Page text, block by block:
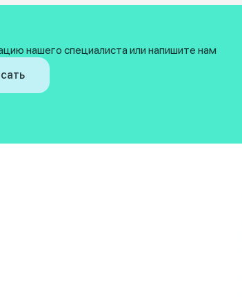
нашего специалиста или напишите нам